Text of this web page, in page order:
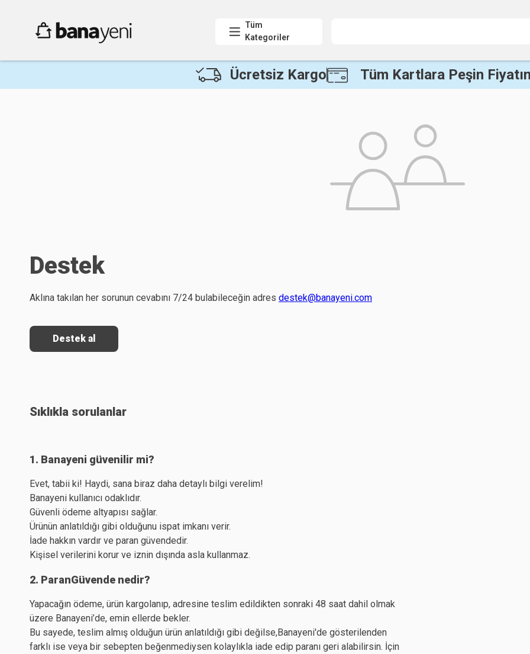
Tüm
Kategoriler
Ücretsiz Kargo Tüm Kartlara Peşin
Destek
Aklına takılan her sorunun cevabını 7/24 bulabileceğin adres destek@banayeni.com
Destek al
Sıklıkla sorulanlar
1. Banayeni güvenilir mi?
Evet, tabii ki! Haydi, sana biraz daha detaylı bilgi verelim!
Banayeni kullanıcı odaklıdır.
Güvenli ödeme altyapısı sağlar.
Ürünün anlatıldığı gibi olduğunu ispat imkanı verir.
İade hakkın vardır ve paran güvendedir.
Kişisel verilerini korur ve iznin dışında asla kullanmaz.
2. ParanGüvende nedir?
Yapacağın ödeme, ürün kargolanıp, adresine teslim edildikten sonraki 48 saat dahil olmak
üzere Banayeni’de, emin ellerde bekler.
Bu sayede, teslim almış olduğun ürün anlatıldığı gibi değilse,Banayeni'de gösterilenden
farklı ise veya bir sebepten beğenmediysen kolaylıkla iade edip paranı geri alabilirsin. İçin